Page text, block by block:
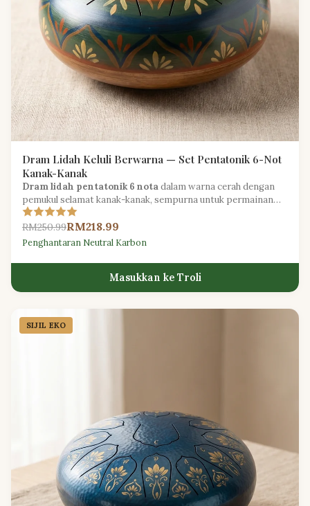
Dram Lidah Keluli Berwarna — Set Pentatonik 6-Not
Kanak-Kanak
Dram lidah pentatonik 6 notadalam warna cerah dengan
pemukul selamat kanak-kanak, sempurna untuk permainan
muzik intuitif dan penerokaan bunyi.
RM250.99RM218.99
Penghantaran Neutral Karbon
Masukkan ke Troli
SIJIL EKO